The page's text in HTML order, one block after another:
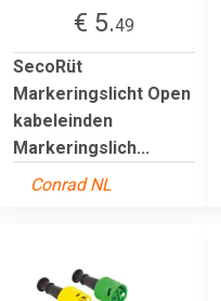
€ 5.49
SecoRüt
Markeringslicht Open
kabeleinden
Markeringslich...
Conrad NL